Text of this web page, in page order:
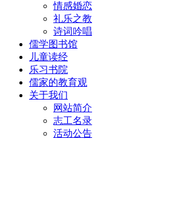
情感婚恋
礼乐之教
诗词吟唱
儒学图书馆
儿童读经
乐习书院
儒家的教育观
关于我们
网站简介
志工名录
活动公告